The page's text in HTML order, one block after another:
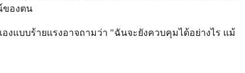
ของตน
งแบบร้ายแรงอาจถามว่า "ฉันจะยังควบคุมได้อย่างไร แม้